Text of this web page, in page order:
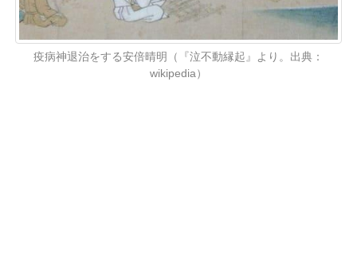
疫病神退治をする安倍晴明（『泣不動縁起』より。出典：
wikipedia）